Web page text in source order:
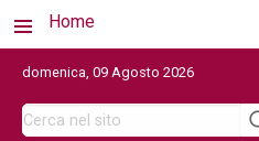
Home
domenica, 09 Agosto 2026